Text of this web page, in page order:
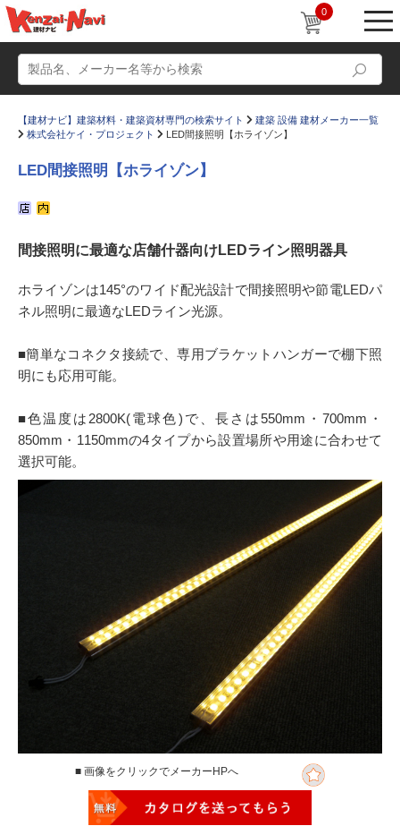
0
かたなび コラム
すまいリング 設計士インタビュー
Q＆A 販売・施工代理店募集
お気に入り
【建材ナビ】建築材料・建築資材専門の検索サイト
建築 設備 建材メーカー一覧
株式会社ケイ・プロジェクト
LED間接照明【ホライゾン】
LED間接照明【ホライゾン】
間接照明に最適な店舗什器向けLEDライン照明器具
ホライゾンは145°のワイド配光設計で間接照明や節電LEDパ
ネル照明に最適なLEDライン光源。
■簡単なコネクタ接続で、専用ブラケットハンガーで棚下照
明にも応用可能。
■色温度は2800K(電球色)で、長さは550mm・700mm・
850mm・1150mmの4タイプから設置場所や用途に合わせて
選択可能。
■ 画像をクリックでメーカーHPへ